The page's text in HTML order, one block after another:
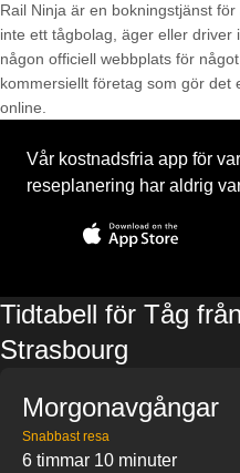
Rail Ninja är en bokningstjänst
inte ett tågbolag, äger eller
någon officiell webbplats för
kommersiellt företag som gör det
online.
Vår kostnadsfria app för
reseplanering har aldrig
Tidtabell för Tåg
Strasbourg
Morgonavgångar
Snabbast resa
6 timmar 10 minuter